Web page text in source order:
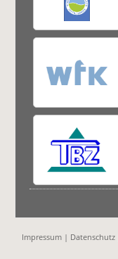
Impressum | Datenschutz